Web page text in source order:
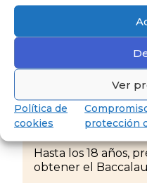
Ver
Política de
cookies
protección
Hasta los 18 años,
obtener el